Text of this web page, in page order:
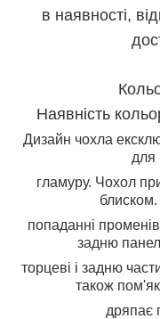
в наявності,
Наявність
Дизайн чохла
для
гламуру. Чохол
попаданні
задню
торцеві і задню
також
дряпає